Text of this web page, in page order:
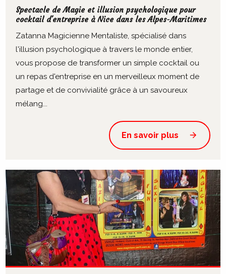
Spectacle de Magie et illusion psychologique pour
cocktail d'entreprise à Nice dans les Alpes-Maritimes
Zatanna Magicienne Mentaliste, spécialisé dans
l'illusion psychologique à travers le monde entier,
vous propose de transformer un simple cocktail ou
un repas d'entreprise en un merveilleux moment de
partage et de convivialité grâce à un savoureux
mélang...
En savoir plus